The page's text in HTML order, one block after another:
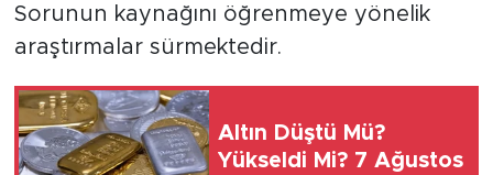
Sorunun kaynağını öğrenmeye yönelik
araştırmalar sürmektedir.
Altın Düştü Mü?
Yükseldi Mi? 7 Ağustos